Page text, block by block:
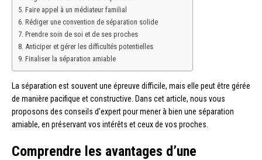
Faire appel à un médiateur familial
Rédiger une convention de séparation solide
Prendre soin de soi et de ses proches
Anticiper et gérer les difficultés potentielles
Finaliser la séparation amiable
La séparation est souvent une épreuve difficile, mais elle peut être gérée
de manière pacifique et constructive. Dans cet article, nous vous
proposons des conseils d’expert pour mener à bien une séparation
amiable, en préservant vos intérêts et ceux de vos proches.
Comprendre les avantages d’une